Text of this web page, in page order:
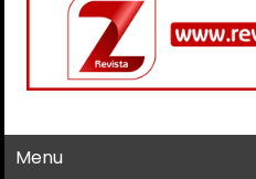
Menu